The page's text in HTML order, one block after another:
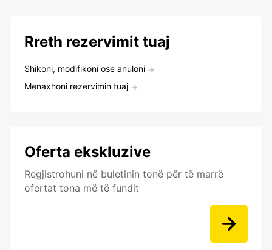
Rreth rezervimit tuaj
Shikoni, modifikoni ose anuloni
Menaxhoni rezervimin tuaj
Oferta ekskluzive
Regjistrohuni në buletinin tonë për të marrë
ofertat tona më të fundit